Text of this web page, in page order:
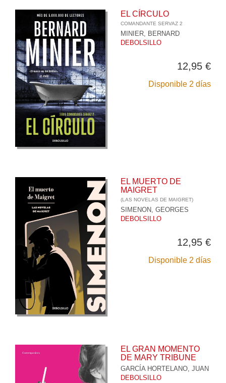
EL CÍRCULO
COMANDANTE SERVAZ 2
MINIER, BERNARD
DEBOLSILLO
12,95 €
Disponible 2 días
EL MUERTO DE
MAIGRET
(LAS NOVELAS DE MAIGRET)
SIMENON, GEORGES
DEBOLSILLO
12,95 €
Disponible 2 días
EL GRAN MOMENTO
DE MARY TRIBUNE
GARCÍA HORTELANO, JUAN
DEBOLSILLO